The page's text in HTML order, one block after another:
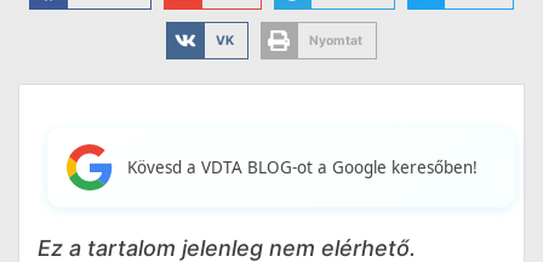
VK Nyomtat
Kövesd a VDTA BLOG-ot a Google keresőben!
Ez a tartalom jelenleg nem elérhető.